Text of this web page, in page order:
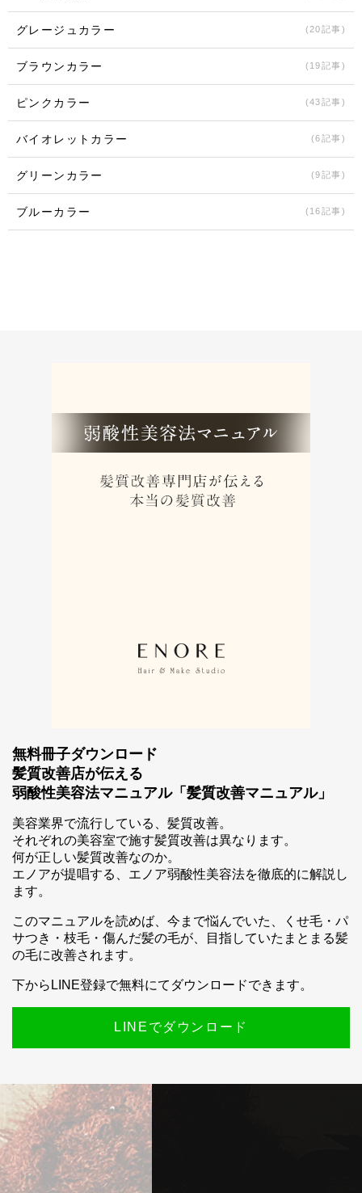
グレージュカラー (20記事)
ブラウンカラー (19記事)
ピンクカラー (43記事)
バイオレットカラー (6記事)
グリーンカラー (9記事)
ブルーカラー (16記事)
無料冊子ダウンロード
髪質改善店が伝える
弱酸性美容法マニュアル「髪質改善マニュアル」
美容業界で流行している、髪質改善。
それぞれの美容室で施す髪質改善は異なります。
何が正しい髪質改善なのか。
エノアが提唱する、エノア弱酸性美容法を徹底的に解説し
ます。
このマニュアルを読めば、今まで悩んでいた、くせ毛・パ
サつき・枝毛・傷んだ髪の毛が、目指していたまとまる髪
の毛に改善されます。
下からLINE登録で無料にてダウンロードできます。
LINEでダウンロード
スマホ公式アプリのご案内